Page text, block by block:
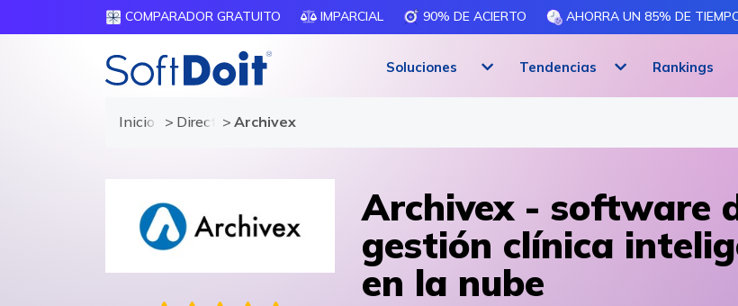
COMPARADOR GRATUITO IMPARCIAL 90% DE ACIERTO AHORRA UN 85% DE
Soluciones Tendencias Rankings
Inicio Directorio de proveedores
Archivex
Archivex - software
gestión clínica
en la nube